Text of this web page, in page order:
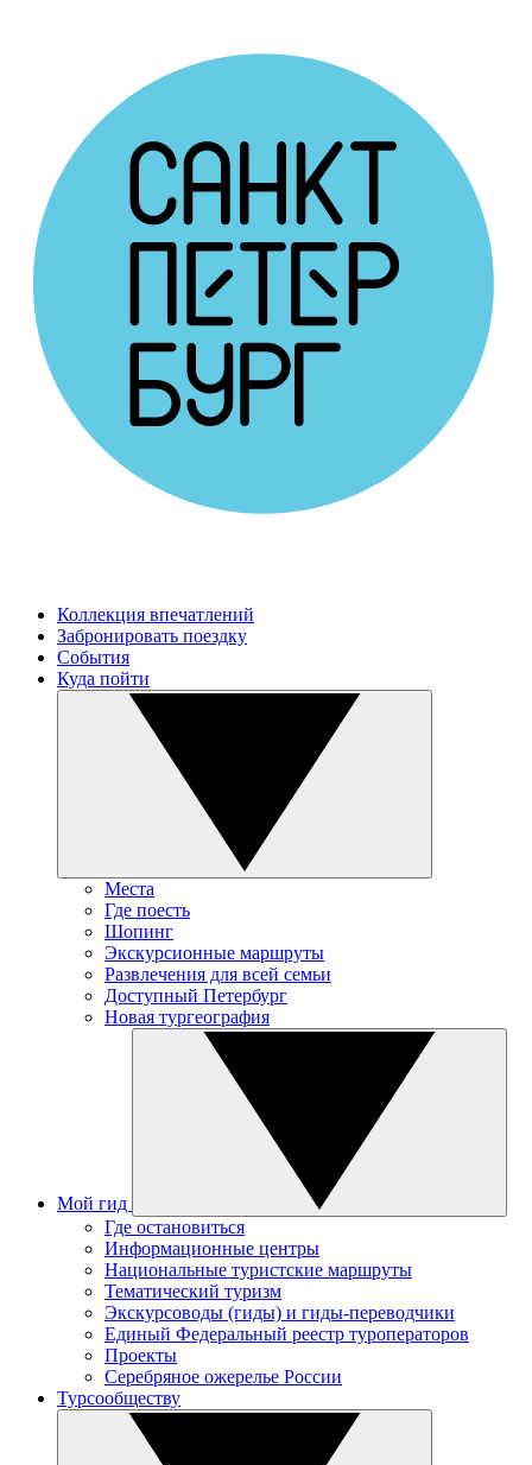
Коллекция впечатлений
Забронировать поездку
События
Куда пойти
Места
Где поесть
Шопинг
Экскурсионные маршруты
Развлечения для всей семьи
Доступный Петербург
Новая тургеография
Мой гид
Где остановиться
Информационные центры
Национальные туристские маршруты
Тематический туризм
Экскурсоводы (гиды) и гиды-переводчики
Единый Федеральный реестр туроператоров
Проекты
Серебряное ожерелье России
Турсообществу